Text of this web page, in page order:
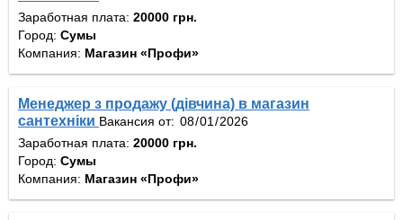
Заработная плата: 20000 грн.
Город: Сумы
Компания: Магазин «Профи»
Менеджер з продажу (дівчина) в магазин
сантехніки Вакансия от:
Заработная плата: 20000 грн.
Город: Сумы
Компания: Магазин «Профи»